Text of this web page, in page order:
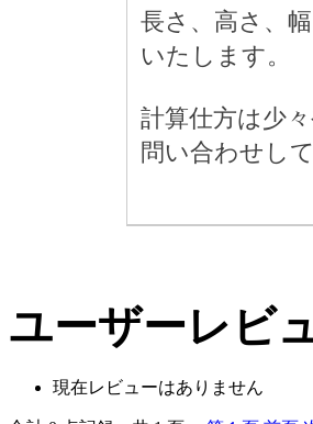
長さ、高さ、
いたします。
計算仕方は少
問い合わせし
ユーザーレビ
現在レビューはありません